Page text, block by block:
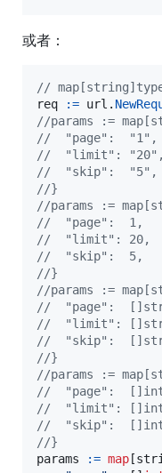
或者：
//
req
:= url .
//params :=
//	"page":  "1",
//	"limit": "20",
//	"skip":  "5",
//}
//params :=
//	"page":  1,
//	"limit": 20,
//	"skip":  5,
//}
//params :=
//	"page":
//	"limit":
//	"skip":
//}
//params :=
//	"page":
//	"limit":
//	"skip":
//}
params
:= map [